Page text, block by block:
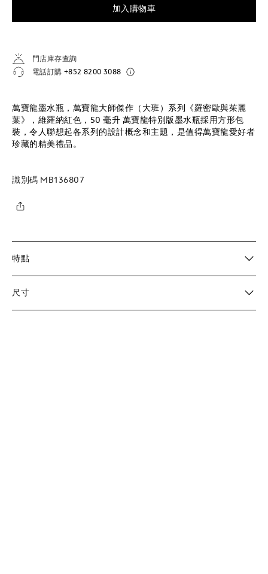
加入購物車
門店庫存查詢
電話訂購 +852 8200 3088
萬寶龍墨水瓶，萬寶龍大師傑作（大班）系列《羅密歐與茱麗
葉》，維羅納紅色，50 毫升 萬寶龍特別版墨水瓶採用方形包
裝，令人聯想起各系列的設計概念和主題，是值得萬寶龍愛好者
珍藏的精美禮品。
識別碼 MB136807
特點
尺寸